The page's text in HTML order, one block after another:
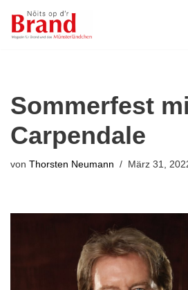
Zum
Sommerfest
Carpendale
von Thorsten Neumann März 31,